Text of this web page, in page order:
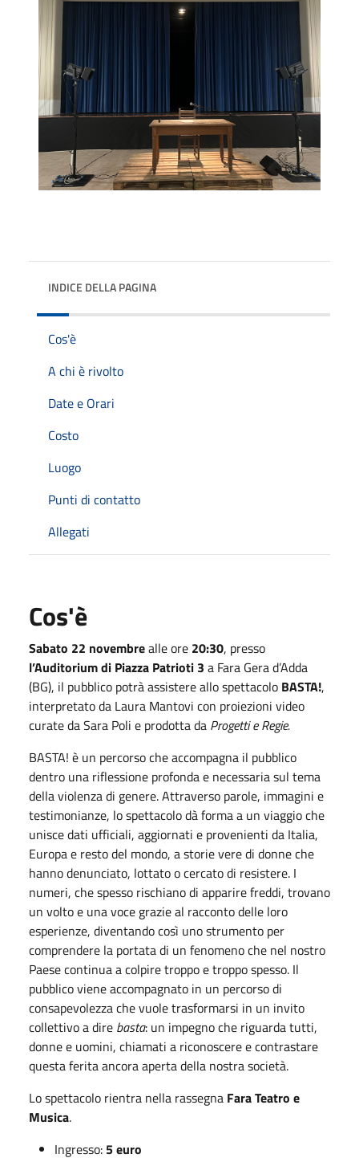
INDICE DELLA PAGINA
Cos'è
A chi è rivolto
Date e Orari
Costo
Luogo
Punti di contatto
Allegati
Cos'è
Sabato 22 novembrealle ore 20:30, presso
l’Auditorium di Piazza Patrioti 3 a Fara Gera d’Adda
(BG), il pubblico potrà assistere allo spettacolo BASTA!,
interpretato da Laura Mantovi con proiezioni video
curate da Sara Poli e prodotta da Progetti e Regie.
BASTA! è un percorso che accompagna il pubblico
dentro una riflessione profonda e necessaria sul tema
della violenza di genere. Attraverso parole, immagini e
testimonianze, lo spettacolo dà forma a un viaggio che
unisce dati ufficiali, aggiornati e provenienti da Italia,
Europa e resto del mondo, a storie vere di donne che
hanno denunciato, lottato o cercato di resistere. I
numeri, che spesso rischiano di apparire freddi, trovano
un volto e una voce grazie al racconto delle loro
esperienze, diventando così uno strumento per
comprendere la portata di un fenomeno che nel nostro
Paese continua a colpire troppo e troppo spesso. Il
pubblico viene accompagnato in un percorso di
consapevolezza che vuole trasformarsi in un invito
collettivo a dire basta: un impegno che riguarda tutti,
donne e uomini, chiamati a riconoscere e contrastare
questa ferita ancora aperta della nostra società.
Lo spettacolo rientra nella rassegna Fara Teatro e
Musica.
Ingresso: 5 euro